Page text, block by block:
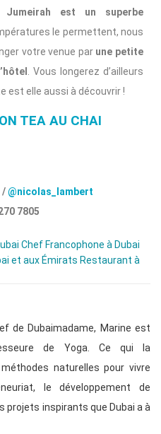
est un superbe
le permettent, nous
votre venue par une petite
. Vous longerez d’ailleurs
est elle aussi à découvrir !
TEA AU CHAI
/@nicolas_lambert
7805
Chef Francophone à Dubai
et aux Émirats Restaurant à
de Dubaimadame, Marine est
de Yoga. Ce qui la
naturelles pour vivre
le développement de
projets inspirants que Dubai a à